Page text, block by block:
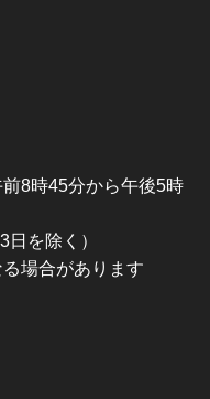
8時45分から午後5時
日を除く）
場合があります